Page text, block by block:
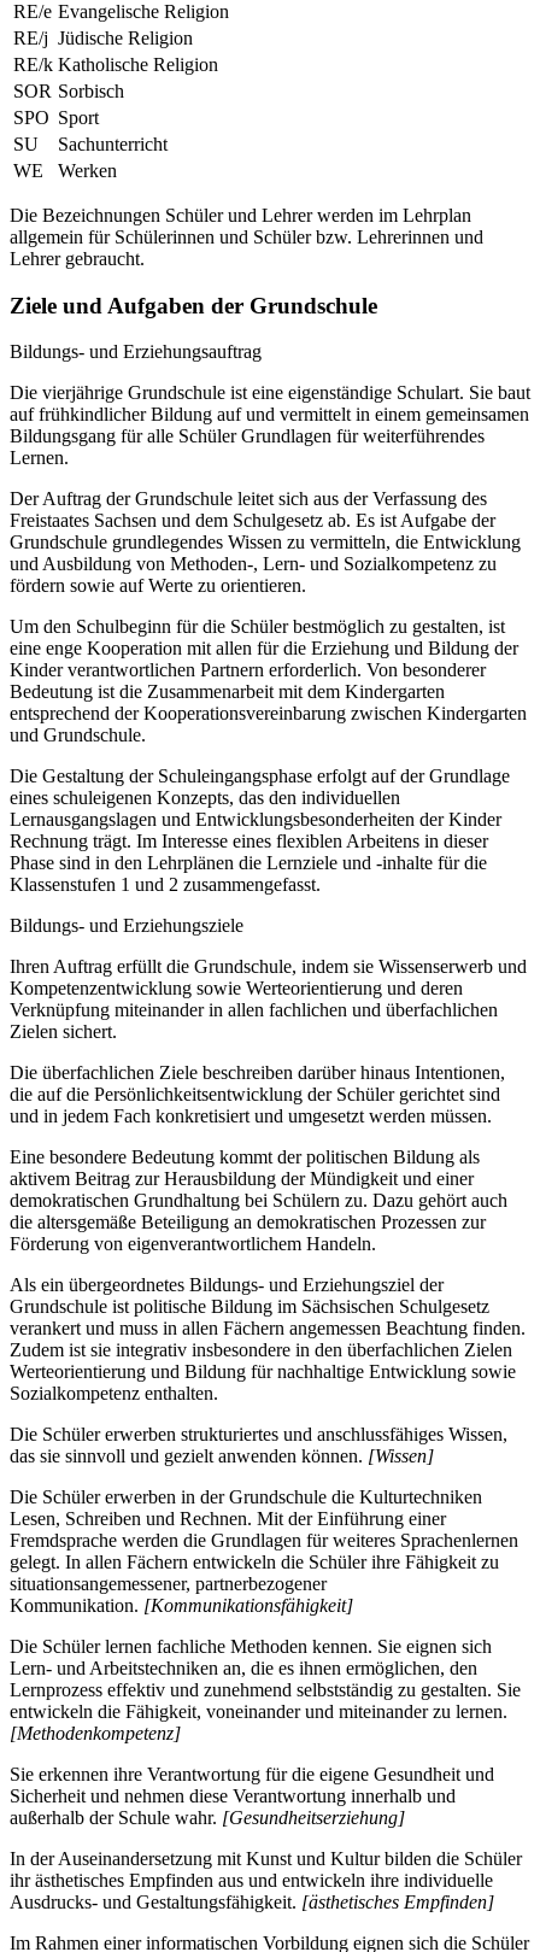
RE/e Evangelische Religion
RE/j Jüdische Religion
RE/k Katholische Religion
SOR Sorbisch
SPO Sport
SU
Sachunterricht
WE
Werken
Die Bezeichnungen Schüler und Lehrer werden im Lehrplan
allgemein für Schülerinnen und Schüler bzw. Lehrerinnen und
Lehrer gebraucht.
Ziele und Aufgaben der Grundschule
Bildungs- und Erziehungsauftrag
Die vierjährige Grundschule ist eine eigenständige Schulart. Sie baut
auf frühkindlicher Bildung auf und vermittelt in einem gemeinsamen
Bildungsgang für alle Schüler Grundlagen für weiterführendes
Lernen.
Der Auftrag der Grundschule leitet sich aus der Verfassung des
Freistaates Sachsen und dem Schulgesetz ab. Es ist Aufgabe der
Grundschule grundlegendes Wissen zu vermitteln, die Entwicklung
und Ausbildung von Methoden-, Lern- und Sozialkompetenz zu
fördern sowie auf Werte zu orientieren.
Um den Schulbeginn für die Schüler bestmöglich zu gestalten, ist
eine enge Kooperation mit allen für die Erziehung und Bildung der
Kinder verantwortlichen Partnern erforderlich. Von besonderer
Bedeutung ist die Zusammenarbeit mit dem Kindergarten
entsprechend der Kooperationsvereinbarung zwischen Kindergarten
und Grundschule.
Die Gestaltung der Schuleingangsphase erfolgt auf der Grundlage
eines schuleigenen Konzepts, das den individuellen
Lernausgangslagen und Entwicklungsbesonderheiten der Kinder
Rechnung trägt. Im Interesse eines flexiblen Arbeitens in dieser
Phase sind in den Lehrplänen die Lernziele und -inhalte für die
Klassenstufen 1 und 2 zusammengefasst.
Bildungs- und Erziehungsziele
Ihren Auftrag erfüllt die Grundschule, indem sie Wissenserwerb und
Kompetenzentwicklung sowie Werteorientierung und deren
Verknüpfung miteinander in allen fachlichen und überfachlichen
Zielen sichert.
Die überfachlichen Ziele beschreiben darüber hinaus Intentionen,
die auf die Persönlichkeitsentwicklung der Schüler gerichtet sind
und in jedem Fach konkretisiert und umgesetzt werden müssen.
Eine besondere Bedeutung kommt der politischen Bildung als
aktivem Beitrag zur Herausbildung der Mündigkeit und einer
demokratischen Grundhaltung bei Schülern zu. Dazu gehört auch
die altersgemäße Beteiligung an demokratischen Prozessen zur
Förderung von eigenverantwortlichem Handeln.
Als ein übergeordnetes Bildungs- und Erziehungsziel der
Grundschule ist politische Bildung im Sächsischen Schulgesetz
verankert und muss in allen Fächern angemessen Beachtung finden.
Zudem ist sie integrativ insbesondere in den überfachlichen Zielen
Werteorientierung und Bildung für nachhaltige Entwicklung sowie
Sozialkompetenz enthalten.
Die Schüler erwerben strukturiertes und anschlussfähiges Wissen,
das sie sinnvoll und gezielt anwenden können. [Wissen]
Die Schüler erwerben in der Grundschule die Kulturtechniken
Lesen, Schreiben und Rechnen. Mit der Einführung einer
Fremdsprache werden die Grundlagen für weiteres Sprachenlernen
gelegt. In allen Fächern entwickeln die Schüler ihre Fähigkeit zu
situationsangemessener, partnerbezogener
Kommunikation. [Kommunikationsfähigkeit]
Die Schüler lernen fachliche Methoden kennen. Sie eignen sich
Lern- und Arbeitstechniken an, die es ihnen ermöglichen, den
Lernprozess effektiv und zunehmend selbstständig zu gestalten. Sie
entwickeln die Fähigkeit, voneinander und miteinander zu lernen.
[Methodenkompetenz]
Sie erkennen ihre Verantwortung für die eigene Gesundheit und
Sicherheit und nehmen diese Verantwortung innerhalb und
außerhalb der Schule wahr. [Gesundheitserziehung]
In der Auseinandersetzung mit Kunst und Kultur bilden die Schüler
ihr ästhetisches Empfinden aus und entwickeln ihre individuelle
Ausdrucks- und Gestaltungsfähigkeit. [ästhetisches Empfinden]
Im Rahmen einer informatischen Vorbildung eignen sich die Schüler